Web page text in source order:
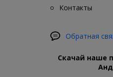
Контакты
Обратная
Скачай наше